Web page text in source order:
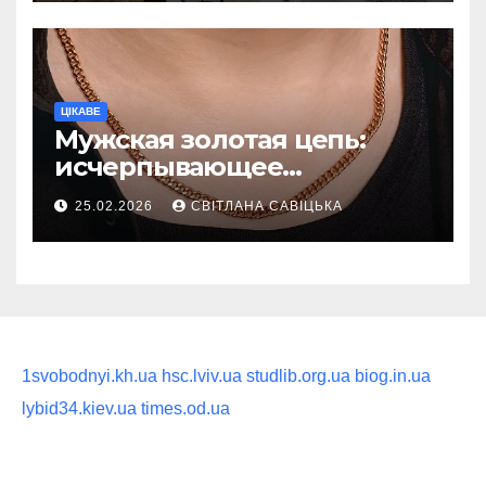
ритуал
ЦІКАВЕ
Мужская золотая цепь:
исчерпывающее
руководство по выбору
статусного украшения
25.02.2026 СВІТЛАНА САВІЦЬКА
1svobodnyi.kh.ua hsc.lviv.ua studlib.org.ua biog.in.ua
lybid34.kiev.ua times.od.ua